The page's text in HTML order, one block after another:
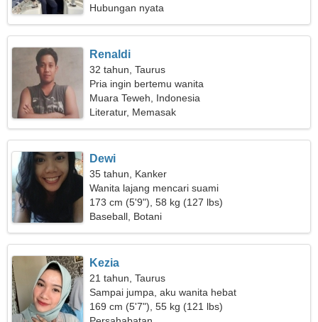
Hubungan nyata
Renaldi
32 tahun, Taurus
Pria ingin bertemu wanita
Muara Teweh, Indonesia
Literatur, Memasak
Dewi
35 tahun, Kanker
Wanita lajang mencari suami
173 cm (5'9"), 58 kg (127 lbs)
Baseball, Botani
Kezia
21 tahun, Taurus
Sampai jumpa, aku wanita hebat
169 cm (5'7"), 55 kg (121 lbs)